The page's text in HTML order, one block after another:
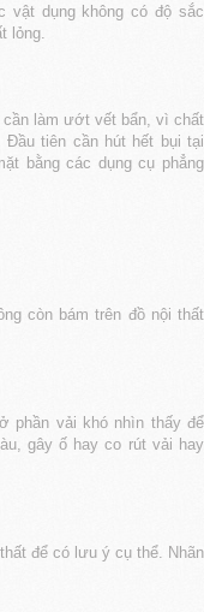
vật dụng không có độ sắc
lỏng.
cần làm ướt vết bẩn, vì chất
tiên cần hút hết bụi tại
bằng các dụng cụ phẳng
còn bám trên đồ nội thất
phần vải khó nhìn thấy để
gây ố hay co rút vải hay
để có lưu ý cụ thể. Nhãn